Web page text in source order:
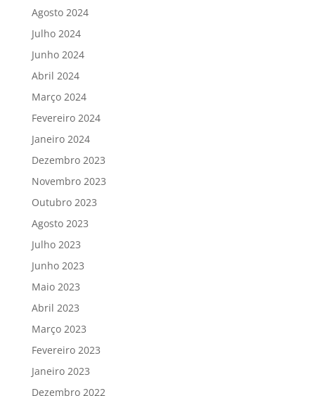
Agosto 2024
Julho 2024
Junho 2024
Abril 2024
Março 2024
Fevereiro 2024
Janeiro 2024
Dezembro 2023
Novembro 2023
Outubro 2023
Agosto 2023
Julho 2023
Junho 2023
Maio 2023
Abril 2023
Março 2023
Fevereiro 2023
Janeiro 2023
Dezembro 2022